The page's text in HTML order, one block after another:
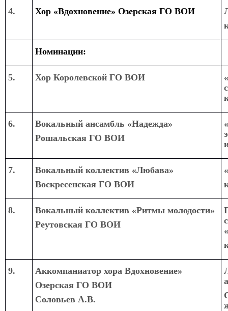
4. Хор «Вдохновение» Озерская ГО ВОИ
Номинации:
5. Хор Королевской ГО ВОИ
6.
Вокальный ансамбль «Надежда»
Рошальская ГО ВОИ
7.
Вокальный коллектив «Любава»
Воскресенская ГО ВОИ
8.
Вокальный коллектив «Ритмы молодости»
Реутовская ГО ВОИ
9.
Аккомпаниатор хора Вдохновение»
Озерская ГО ВОИ
Соловьев А.В.